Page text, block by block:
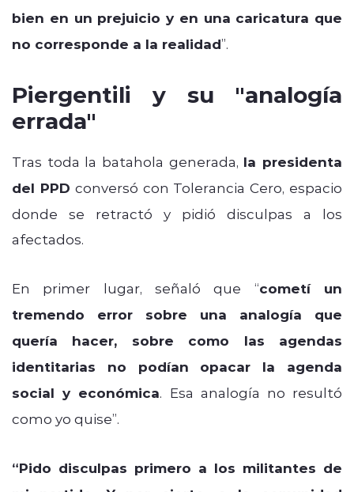
bien en un prejuicio y en una caricatura que
no corresponde a la realidad”.
Piergentili y su "analogía
errada"
Tras toda la batahola generada, la presidenta
del PPD conversó con Tolerancia Cero, espacio
donde se retractó y pidió disculpas a los
afectados.
En primer lugar, señaló que “cometí un
tremendo error sobre una analogía que
quería hacer, sobre como las agendas
identitarias no podían opacar la agenda
social y económica. Esa analogía no resultó
como yo quise”.
“Pido disculpas primero a los militantes de